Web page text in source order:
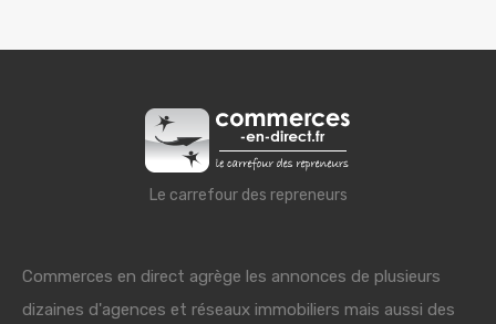
Le carrefour des repreneurs
Commerces en direct agrège les annonces de plusieurs
dizaines d'agences et réseaux immobiliers mais aussi des